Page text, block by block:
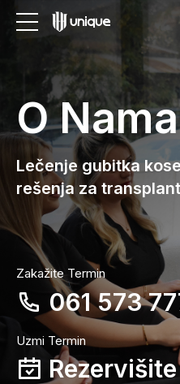
O Nama
Lečenje gubitka
rešenja za
Zakažite Termin
061 573
Uzmi Termin
Rezervišite